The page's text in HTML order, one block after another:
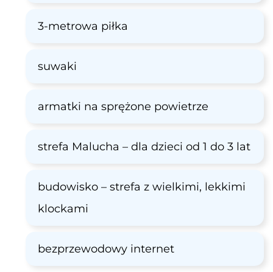
3-metrowa piłka
suwaki
armatki na sprężone powietrze
strefa Malucha – dla dzieci od 1 do 3 lat
budowisko – strefa z wielkimi, lekkimi
klockami
bezprzewodowy internet